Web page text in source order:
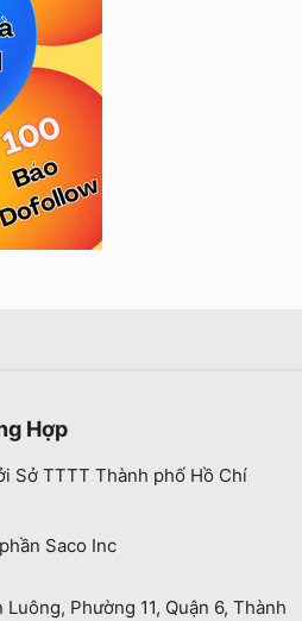
Hợp
Sở TTTT Thành phố Hồ Chí
Saco Inc
Luông, Phường 11, Quận 6, Thành